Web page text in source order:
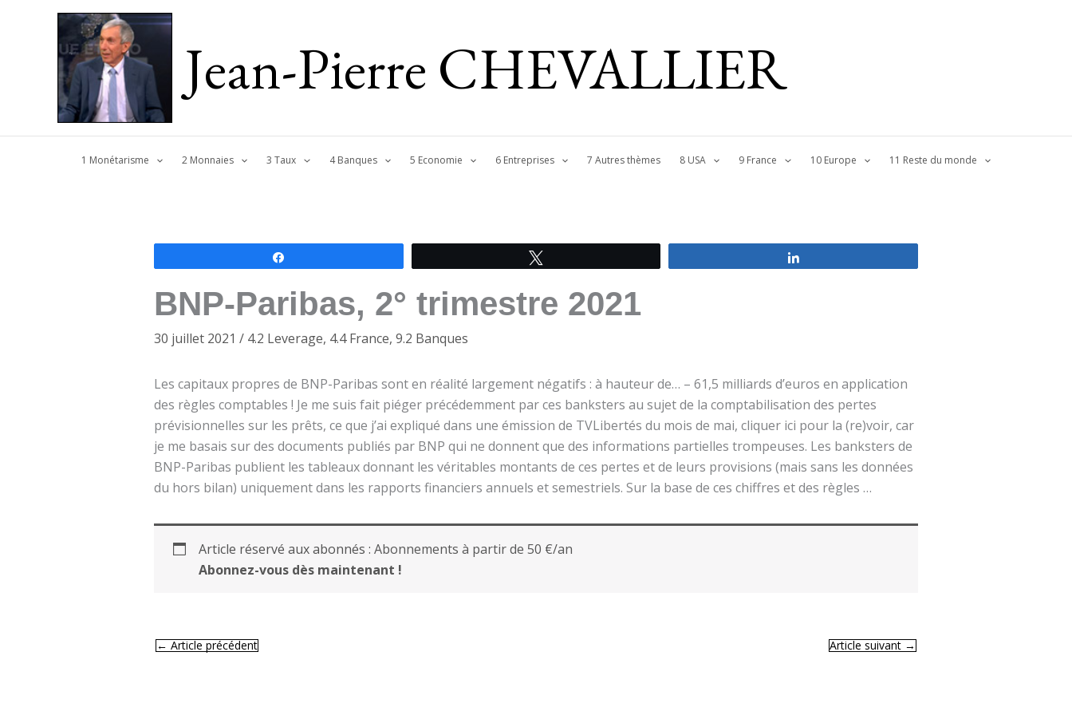
Jean-Pierre CHEVALLIER
1 Monétarisme 2 Monnaies 3 Taux 4 Banques 5 Economie 6 Entreprises 7 Autres thèmes 8 USA 9 France 10 Europe 11 Reste du monde
BNP-Paribas, 2° trimestre 2021
30 juillet 2021 / 4.2 Leverage, 4.4 France, 9.2 Banques
Les capitaux propres de BNP-Paribas sont en réalité largement négatifs : à hauteur de… – 61,5 milliards d’euros en application
des règles comptables ! Je me suis fait piéger précédemment par ces banksters au sujet de la comptabilisation des pertes
prévisionnelles sur les prêts, ce que j’ai expliqué dans une émission de TVLibertés du mois de mai, cliquer ici pour la (re)voir, car
je me basais sur des documents publiés par BNP qui ne donnent que des informations partielles trompeuses. Les banksters de
BNP-Paribas publient les tableaux donnant les véritables montants de ces pertes et de leurs provisions (mais sans les données
du hors bilan) uniquement dans les rapports financiers annuels et semestriels. Sur la base de ces chiffres et des règles …
Article réservé aux abonnés : Abonnements à partir de 50 €/an
Abonnez-vous dès maintenant !
← Article précédent Article suivant →